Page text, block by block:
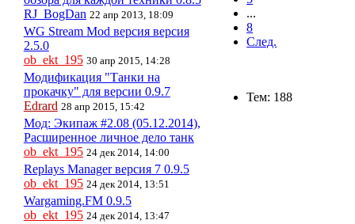
...
8
След.
Тем: 188
RJ_BogDan 22 апр 2013, 18:09
WG Stream Mod версия версия
2.5.0
ob_ekt_195 30 апр 2015, 14:28
Модификация "Танки на
прокачку" для версии 0.9.7
Edrard 28 апр 2015, 15:42
Мод: Экипаж #2.08 (05.12.2014),
Расширенное личное дело танк
ob_ekt_195 24 дек 2014, 14:00
Replays Manager версия 7 0.9.5
ob_ekt_195 24 дек 2014, 13:51
Wargaming.FM 0.9.5
ob_ekt_195 24 дек 2014, 13:47